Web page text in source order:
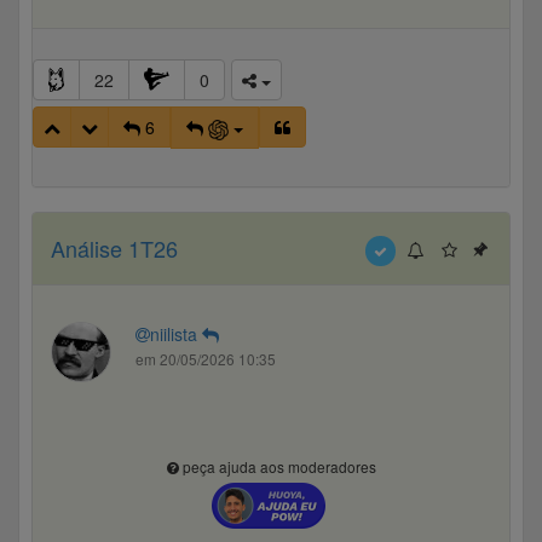
22
0
6
Análise 1T26
niilista
em 20/05/2026 10:35
peça ajuda aos moderadores